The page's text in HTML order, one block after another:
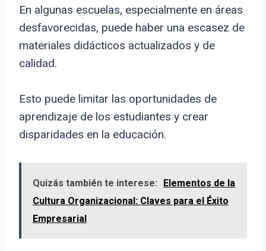
En algunas escuelas, especialmente en áreas
desfavorecidas, puede haber una escasez de
materiales didácticos actualizados y de
calidad.
Esto puede limitar las oportunidades de
aprendizaje de los estudiantes y crear
disparidades en la educación.
Quizás también te interese:
Elementos de la
Cultura Organizacional: Claves para el Éxito
Empresarial